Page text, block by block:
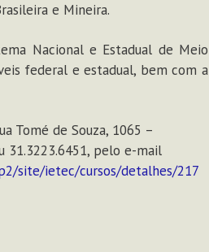
e Mineira.
Nacional e Estadual de Meio
federal e estadual, bem com a
Tomé de Souza, 1065 –
31.3223.6451, pelo e-mail
site/ietec/cursos/detalhes/217